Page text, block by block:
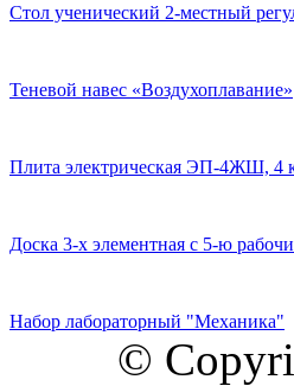
Стол ученический 2-местный
Теневой навес «Воздухоплавание»
Плита электрическая ЭП-4ЖШ, 4
Доска 3-х элементная с 5-ю
Набор лабораторный "Механика"
©